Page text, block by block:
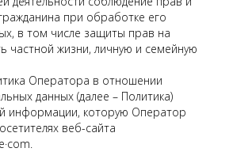
при обработке его
в том числе защиты прав на
частной жизни, личную и семейную
Оператора в отношении
данных (далее – Политика)
информации, которую Оператор
веб-сайта